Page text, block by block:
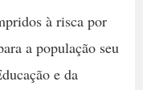
à risca por
a população seu
e da